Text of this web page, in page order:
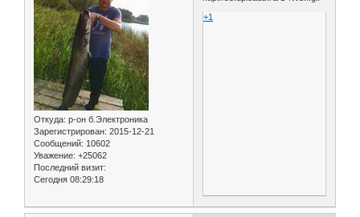
Откуда: р-он б.Электроника
Зарегистрирован: 2015-12-21
Сообщений: 10602
Уважение: +25062
Последний визит:
Сегодня 08:29:18
+1